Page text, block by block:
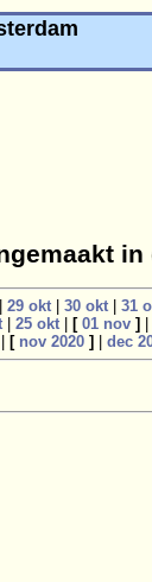
29 okt 30 okt 31
25 okt [ 01 nov ]
[ nov 2020 ] dec